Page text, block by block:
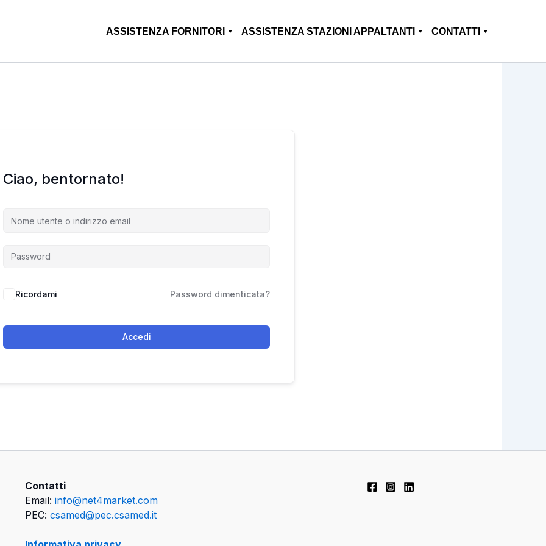
ASSISTENZA FORNITORI ASSISTENZA STAZIONI APPALTANTI CONTATTI
Ciao, bentornato!
Ricordami Password dimenticata?
Accedi
Contatti
Email: info@net4market.com
PEC: csamed@pec.csamed.it